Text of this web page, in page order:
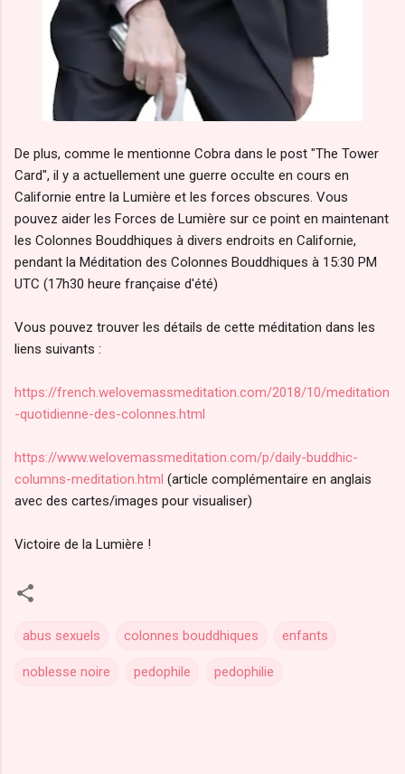
De plus, comme le mentionne Cobra dans le post "The Tower
Card", il y a actuellement une guerre occulte en cours en
Californie entre la Lumière et les forces obscures. Vous
pouvez aider les Forces de Lumière sur ce point en maintenant
les Colonnes Bouddhiques à divers endroits en Californie,
pendant la Méditation des Colonnes Bouddhiques à 15:30 PM
UTC (17h30 heure française d'été)
Vous pouvez trouver les détails de cette méditation dans les
liens suivants :
https://french.welovemassmeditation.com/2018/10/meditation
-quotidienne-des-colonnes.html
https://www.welovemassmeditation.com/p/daily-buddhic-
columns-meditation.html (article complémentaire en anglais
avec des cartes/images pour visualiser)
Victoire de la Lumière !
abus sexuels colonnes bouddhiques enfants
noblesse noire pedophile pedophilie